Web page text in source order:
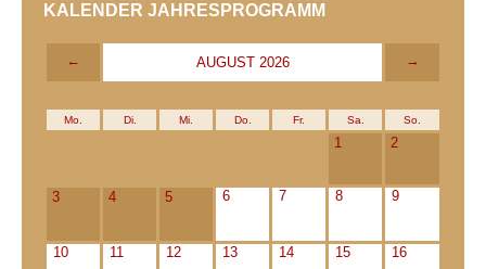
KALENDER JAHRESPROGRAMM
← AUGUST 2026 →
Mo. Di. Mi. Do. Fr. Sa. So.
1 2
3 4 5 6 7 8 9
10 11 12 13 14 15 16